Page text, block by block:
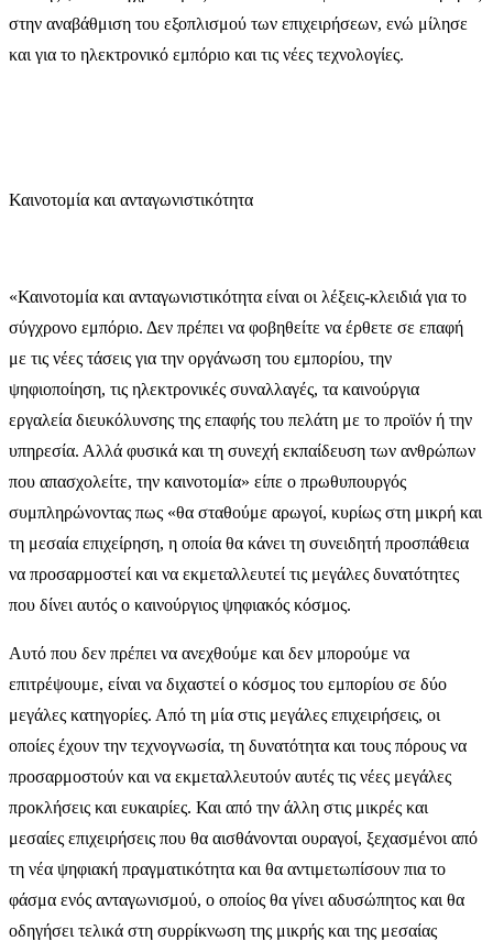
στην αναβάθμιση του εξοπλισμού των επιχειρήσεων, ενώ μίλησε
και για το ηλεκτρονικό εμπόριο και τις νέες τεχνολογίες.
Καινοτομία και ανταγωνιστικότητα
«Καινοτομία και ανταγωνιστικότητα είναι οι λέξεις-κλειδιά για το
σύγχρονο εμπόριο. Δεν πρέπει να φοβηθείτε να έρθετε σε επαφή
με τις νέες τάσεις για την οργάνωση του εμπορίου, την
ψηφιοποίηση, τις ηλεκτρονικές συναλλαγές, τα καινούργια
εργαλεία διευκόλυνσης της επαφής του πελάτη με το προϊόν ή την
υπηρεσία. Αλλά φυσικά και τη συνεχή εκπαίδευση των ανθρώπων
που απασχολείτε, την καινοτομία» είπε ο πρωθυπουργός
συμπληρώνοντας πως «θα σταθούμε αρωγοί, κυρίως στη μικρή και
τη μεσαία επιχείρηση, η οποία θα κάνει τη συνειδητή προσπάθεια
να προσαρμοστεί και να εκμεταλλευτεί τις μεγάλες δυνατότητες
που δίνει αυτός ο καινούργιος ψηφιακός κόσμος.
Αυτό που δεν πρέπει να ανεχθούμε και δεν μπορούμε να
επιτρέψουμε, είναι να διχαστεί ο κόσμος του εμπορίου σε δύο
μεγάλες κατηγορίες. Από τη μία στις μεγάλες επιχειρήσεις, οι
οποίες έχουν την τεχνογνωσία, τη δυνατότητα και τους πόρους να
προσαρμοστούν και να εκμεταλλευτούν αυτές τις νέες μεγάλες
προκλήσεις και ευκαιρίες. Και από την άλλη στις μικρές και
μεσαίες επιχειρήσεις που θα αισθάνονται ουραγοί, ξεχασμένοι από
τη νέα ψηφιακή πραγματικότητα και θα αντιμετωπίσουν πια το
φάσμα ενός ανταγωνισμού, ο οποίος θα γίνει αδυσώπητος και θα
οδηγήσει τελικά στη συρρίκνωση της μικρής και της μεσαίας